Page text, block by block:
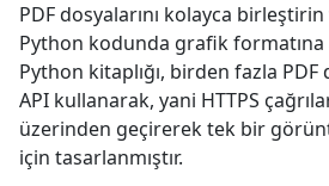
PDF dosyalarını kolayca
Python kodunda grafik formatına
Python kitaplığı, birden fazla PDF
API kullanarak, yani HTTPS
üzerinden geçirerek tek bir
için tasarlanmıştır.